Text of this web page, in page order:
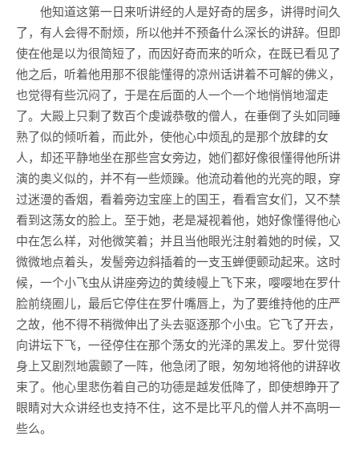
他知道这第一日来听讲经的人是好奇的居多，讲得时间久
了，有人会得不耐烦，所以他并不预备什么深长的讲辞。但即
使在他是以为很简短了，而因好奇而来的听众，在既已看见了
他之后，听着他用那不很能懂得的凉州话讲着不可解的佛义，
也觉得有些沉闷了，于是在后面的人一个一个地悄悄地溜走
了。大殿上只剩了数百个虔诚恭敬的僧人，在垂倒了头如同睡
熟了似的倾听着，而此外，使他心中烦乱的是那个放肆的女
人，却还平静地坐在那些宫女旁边，她们都好像很懂得他所讲
演的奥义似的，并不有一些烦躁。他流动着他的光亮的眼，穿
过迷漫的香烟，看着旁边宝座上的国王，看看宫女们，又不禁
看到这荡女的脸上。至于她，老是凝视着他，她好像懂得他心
中在怎么样，对他微笑着；并且当他眼光注射着她的时候，又
微微地点着头，发髻旁边斜插着的一支玉蝉便颤动起来。这时
候，一个小飞虫从讲座旁边的黄绫幔上飞下来，嘤嘤地在罗什
脸前绕圈儿，最后它停住在罗什嘴唇上，为了要维持他的庄严
之故，他不得不稍微伸出了头去驱逐那个小虫。它飞了开去，
向讲坛下飞，一径停住在那个荡女的光泽的黑发上。罗什觉得
身上又剧烈地震颤了一阵，他急闭了眼，匆匆地将他的讲辞收
束了。他心里悲伤着自己的功德是越发低降了，即使想睁开了
眼睛对大众讲经也支持不住，这不是比平凡的僧人并不高明一
些么。